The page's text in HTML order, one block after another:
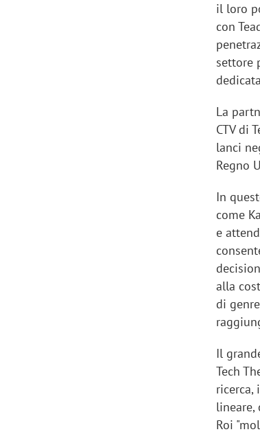
il loro
con
settore
La
CTV di
lanci
Regno
In
come
e
alla
di
Il
Tech
ricerca,
lineare,
Roi